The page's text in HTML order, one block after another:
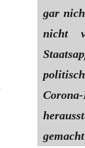
gar
nicht